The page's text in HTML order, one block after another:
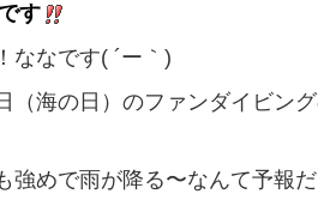
す
ななです( ´ー｀)
（海の日）のファンダイビン
強めで雨が降る〜なんて予報